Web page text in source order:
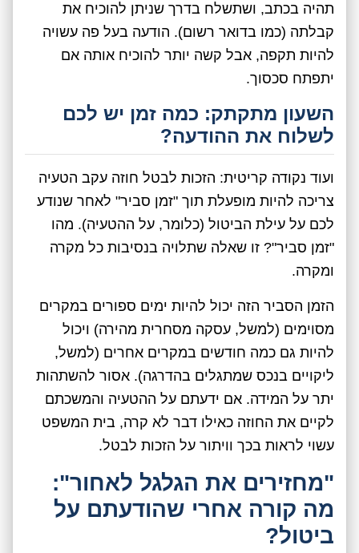
תהיה בכתב, ושתשלח בדרך שניתן להוכיח את
קבלתה (כמו בדואר רשום). הודעה בעל פה עשויה
להיות תקפה, אבל קשה יותר להוכיח אותה אם
יתפתח סכסוך.
השעון מתקתק: כמה זמן יש לכם
לשלוח את ההודעה?
ועוד נקודה קריטית: הזכות לבטל חוזה עקב הטעיה
צריכה להיות מופעלת תוך "זמן סביר" לאחר שנודע
לכם על עילת הביטול (כלומר, על ההטעיה). מהו
"זמן סביר"? זו שאלה שתלויה בנסיבות כל מקרה
ומקרה.
הזמן הסביר הזה יכול להיות ימים ספורים במקרים
מסוימים (למשל, עסקה מסחרית מהירה) ויכול
להיות גם כמה חודשים במקרים אחרים (למשל,
ליקויים בנכס שמתגלים בהדרגה). אסור להשתהות
יתר על המידה. אם ידעתם על ההטעיה והמשכתם
לקיים את החוזה כאילו דבר לא קרה, בית המשפט
עשוי לראות בכך וויתור על הזכות לבטל.
"מחזירים את הגלגל לאחור":
מה קורה אחרי שהודעתם על
ביטול?